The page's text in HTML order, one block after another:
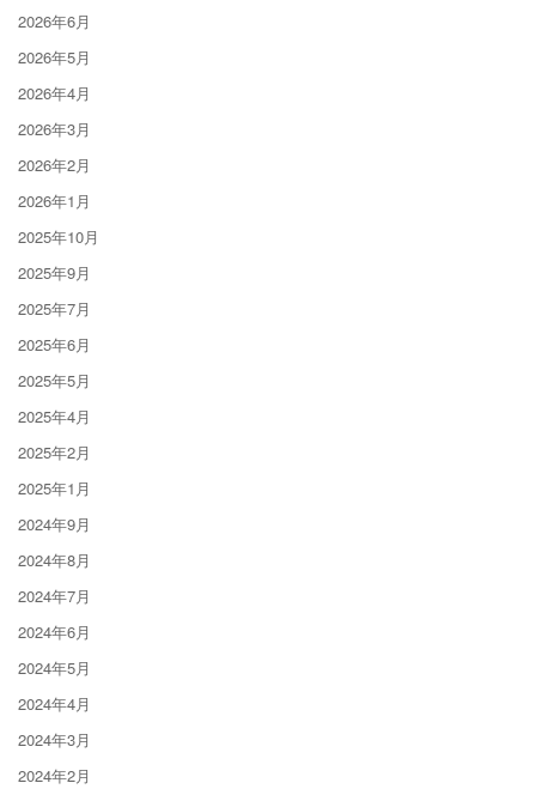
2026年6月
2026年5月
2026年4月
2026年3月
2026年2月
2026年1月
2025年10月
2025年9月
2025年7月
2025年6月
2025年5月
2025年4月
2025年2月
2025年1月
2024年9月
2024年8月
2024年7月
2024年6月
2024年5月
2024年4月
2024年3月
2024年2月